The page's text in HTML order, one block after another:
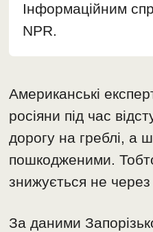
Інформаційним
NPR.
Американські
росіяни під час
дорогу на греблі, а
пошкодженими.
знижується не
За даними